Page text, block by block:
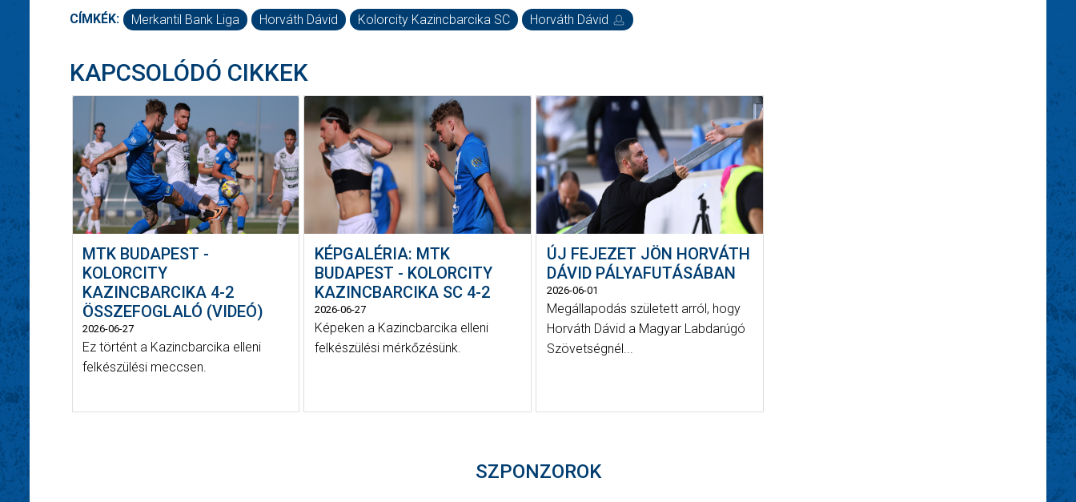
CÍMKÉK: Merkantil Bank Liga Horváth Dávid Kolorcity Kazincbarcika SC Horváth Dávid
KAPCSOLÓDÓ CIKKEK
MTK BUDAPEST -
KOLORCITY
KAZINCBARCIKA 4-2
ÖSSZEFOGLALÓ (VIDEÓ)
2026-06-27
Ez történt a Kazincbarcika elleni
felkészülési meccsen.
KÉPGALÉRIA: MTK
BUDAPEST - KOLORCITY
KAZINCBARCIKA SC 4-2
2026-06-27
Képeken a Kazincbarcika elleni
felkészülési mérkőzésünk.
ÚJ FEJEZET JÖN HORVÁTH
DÁVID PÁLYAFUTÁSÁBAN
2026-06-01
Megállapodás született arról, hogy
Horváth Dávid a Magyar Labdarúgó
Szövetségnél...
SZPONZOROK